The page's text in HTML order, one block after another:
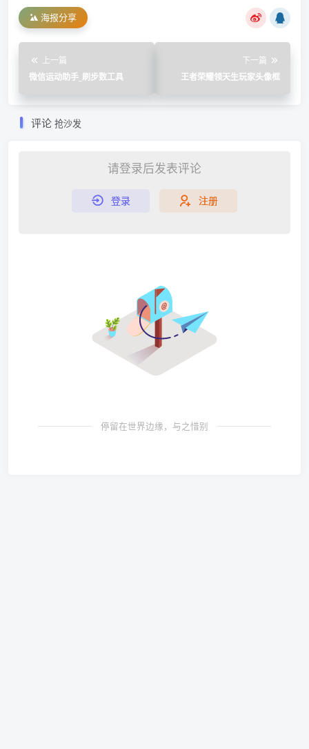
海报分享
上一篇
微信运动助手_刷步数工具
下一篇
王者荣耀领天生玩家头像框
评论 抢沙发
请登录后发表评论
登录 注册
停留在世界边缘，与之惜别